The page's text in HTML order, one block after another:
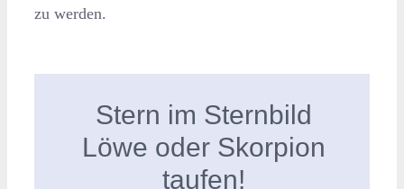
zu werden.
Stern im Sternbild
Löwe oder Skorpion
taufen!